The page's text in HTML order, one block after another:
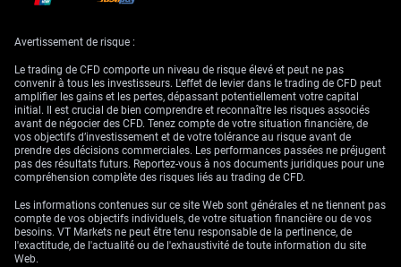
que nous jugeons désormais trop optimiste. Nous voyons une
Couvertures de volatilité,
stratégie actions et
perspectives sur le dollar
Cette incertitude sur la trajectoire de la Fed devrait accroître la volatilité
de marché à partir de ses niveaux actuellement faibles. Avec un VIX
récemment proche de 17, un niveau historiquement modéré, nous
considérons les options d’achat (« calls ») sur l’indice comme une
couverture peu coûteuse contre un possible regain de turbulence. Un tel
Avertissement de risque :
Le trading de CFD comporte un niveau de risque élevé et peut ne pas
convenir à tous les investisseurs. L'effet de levier dans le trading de CFD peut
amplifier les gains et les pertes, dépassant potentiellement votre capital
initial. Il est crucial de bien comprendre et reconnaître les risques associés
avant de négocier des CFD. Tenez compte de votre situation financière, de
vos objectifs d’investissement et de votre tolérance au risque avant de
prendre des décisions commerciales. Les performances passées ne préjugent
pas des résultats futurs. Reportez-vous à nos documents juridiques pour une
compréhension complète des risques liés au trading de CFD.
Les informations contenues sur ce site Web sont générales et ne tiennent pas
compte de vos objectifs individuels, de votre situation financière ou de vos
besoins. VT Markets ne peut être tenu responsable de la pertinence, de
l'exactitude, de l'actualité ou de l'exhaustivité de toute information du site
Web.